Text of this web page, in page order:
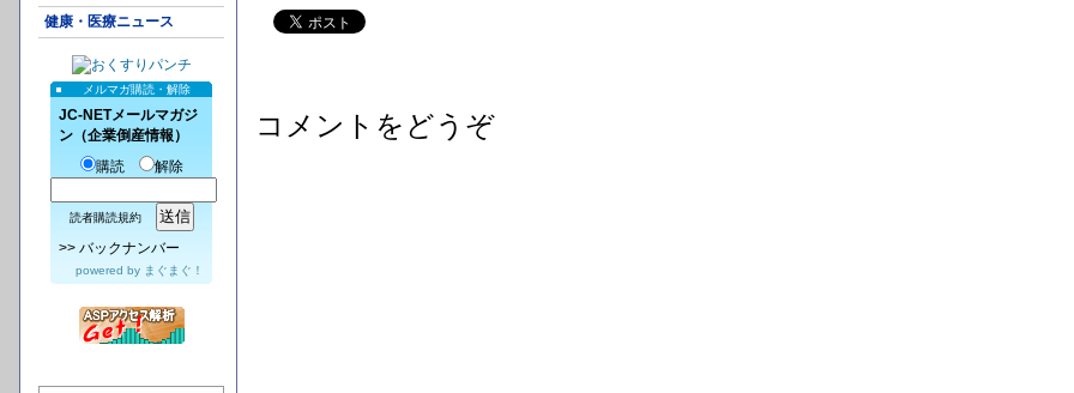
健康・医療ニュース
メルマガ購読・解除
JC-NETメールマガジ
ン（企業倒産情報）
購読
解除
読者購読規約
>> バックナンバー
powered by まぐまぐ！
コメントをどうぞ